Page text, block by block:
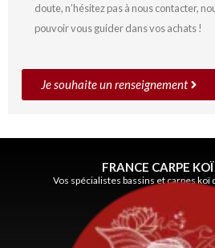
doute, n’hésitez pas à nous contacter,
pouvoir vous guider dans vos achats !
Je souhaite un renseignement
FRANCE CARPE
Vos spécialistes bassins et carpes koï